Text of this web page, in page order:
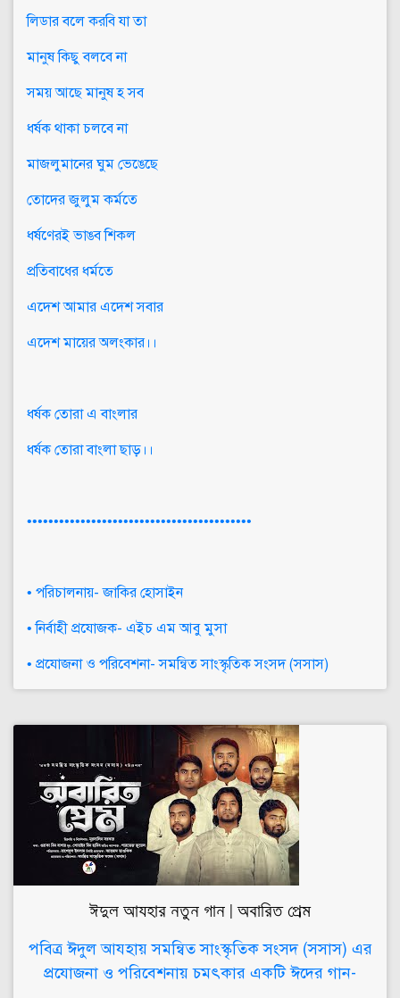
লিডার বলে করবি যা তা
মানুষ কিছু বলবে না
সময় আছে মানুষ হ সব
ধর্ষক থাকা চলবে না
মাজলুমানের ঘুম ভেঙেছে
তোদের জুলুম কর্মতে
ধর্ষণেরই ভাঙব শিকল
প্রতিবাধের ধর্মতে
এদেশ আমার এদেশ সবার
এদেশ মায়ের অলংকার।।
ধর্ষক তোরা এ বাংলার
ধর্ষক তোরা বাংলা ছাড়।।
••••••••••••••••••••••••••••••••••••••••••
• পরিচালনায়- জাকির হোসাইন
• নির্বাহী প্রযোজক- এইচ এম আবু মুসা
• প্রযোজনা ও পরিবেশনা- সমন্বিত সাংস্কৃতিক সংসদ (সসাস)
ঈদুল আযহার নতুন গান | অবারিত প্রেম
পবিত্র ঈদুল আযহায় সমন্বিত সাংস্কৃতিক সংসদ (সসাস) এর
প্রযোজনা ও পরিবেশনায় চমৎকার একটি ঈদের গান-